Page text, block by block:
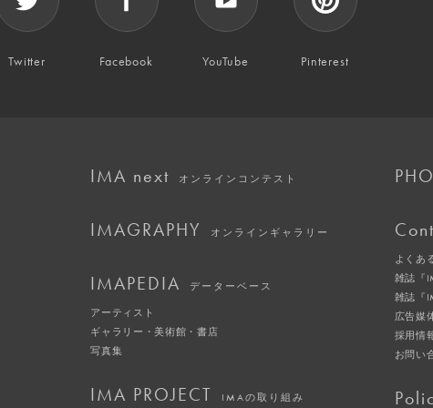
Twitter Facebook YouTube Pinterest
IMA next オンラインコンテスト
IMAGRAPHY オンラインギャラリー
IMAPEDIA データーベース
アーティスト
ギャラリー・美術館・書店
写真集
IMA PROJECT IMAの取り組み
よくあ
雑誌『
雑誌『
広告媒
採用情
お問い